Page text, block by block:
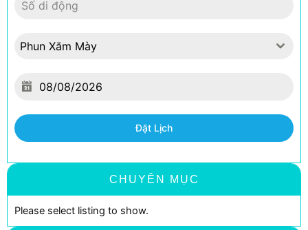
Phun Xăm Mày
Đặt Lịch
CHUYÊN MỤC
Please select listing to show.